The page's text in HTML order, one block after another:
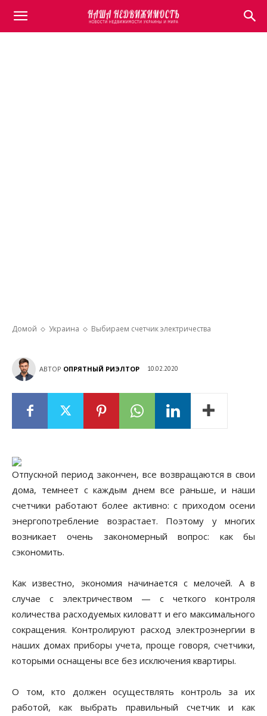
Домой Украина Выбираем счетчик электричества
АВТОР ОПРЯТНЫЙ РИЭЛТОР 10.02.2020
Отпускной период закончен, все возвращаются в свои
дома, темнеет с каждым днем все раньше, и наши
счетчики работают более активно: с приходом осени
энергопотребление возрастает. Поэтому у многих
возникает очень закономерный вопрос: как бы
сэкономить.
Как известно, экономия начинается с мелочей. А в
случае с электричеством — с четкого контроля
количества расходуемых киловатт и его максимального
сокращения. Контролируют расход электроэнергии в
наших домах приборы учета, проще говоря, счетчики,
которыми оснащены все без исключения квартиры.
О том, кто должен осуществлять контроль за их
работой, как выбрать правильный счетчик и как